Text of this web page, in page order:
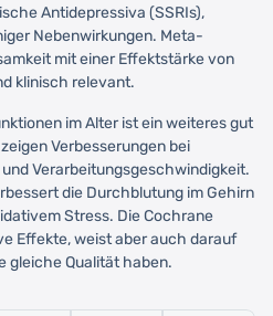
Antidepressiva (SSRIs),
Nebenwirkungen. Meta-
mit einer Effektstärke von
klinisch relevant.
im Alter ist ein weiteres gut
Verbesserungen bei
Verarbeitungsgeschwindigkeit.
die Durchblutung im Gehirn
Stress. Die Cochrane
Effekte, weist aber auch darauf
gleiche Qualität haben.